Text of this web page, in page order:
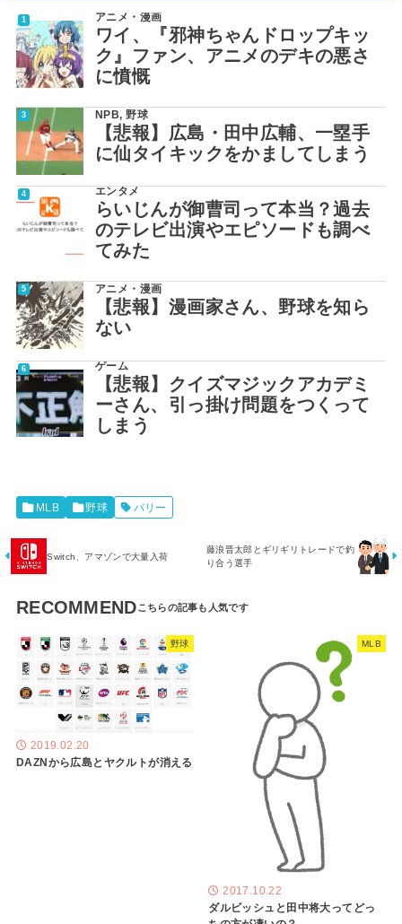
アニメ・漫画
ワイ、『邪神ちゃんドロップキッ
ク』ファン、アニメのデキの悪さ
に憤慨
NPB,野球
【悲報】広島・田中広輔、一塁手
に仙タイキックをかましてしまう
エンタメ
らいじんが御曹司って本当？過去
のテレビ出演やエピソードも調べ
てみた
アニメ・漫画
【悲報】漫画家さん、野球を知ら
ない
ゲーム
【悲報】クイズマジックアカデミ
ーさん、引っ掛け問題をつくって
しまう
MLB 野球 バリー
Switch、アマゾンで大量入荷
藤浪晋太郎とギリギリトレードで釣
り合う選手
RECOMMEND
野球
2019.02.20
DAZNから広島とヤクルトが消える
MLB
2017.10.22
ダルビッシュと田中将大ってどっ